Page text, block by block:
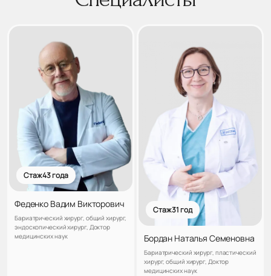
Стаж 43 года
Феденко Вадим Викторович
Бариатрический хирург, общий хирург,
эндоскопический хирург, Доктор
медицинских наук
Стаж 31 год
Бордан Наталья Семеновна
Бариатрический хирург, пластический
хирург, общий хирург, Доктор
медицинских наук